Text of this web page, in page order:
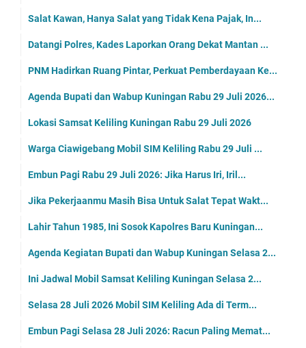
Salat Kawan, Hanya Salat yang Tidak Kena Pajak, In...
Datangi Polres, Kades Laporkan Orang Dekat Mantan ...
PNM Hadirkan Ruang Pintar, Perkuat Pemberdayaan Ke...
Agenda Bupati dan Wabup Kuningan Rabu 29 Juli 2026...
Lokasi Samsat Keliling Kuningan Rabu 29 Juli 2026
Warga Ciawigebang Mobil SIM Keliling Rabu 29 Juli ...
Embun Pagi Rabu 29 Juli 2026: Jika Harus Iri, Iril...
Jika Pekerjaanmu Masih Bisa Untuk Salat Tepat Wakt...
Lahir Tahun 1985, Ini Sosok Kapolres Baru Kuningan...
Agenda Kegiatan Bupati dan Wabup Kuningan Selasa 2...
Ini Jadwal Mobil Samsat Keliling Kuningan Selasa 2...
Selasa 28 Juli 2026 Mobil SIM Keliling Ada di Term...
Embun Pagi Selasa 28 Juli 2026: Racun Paling Memat...